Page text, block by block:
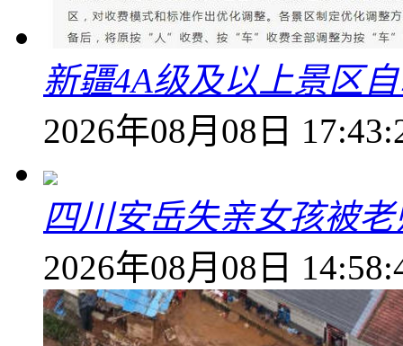
新疆4A级及以上景区
2026年08月08日
四川安岳失亲女孩被
2026年08月08日